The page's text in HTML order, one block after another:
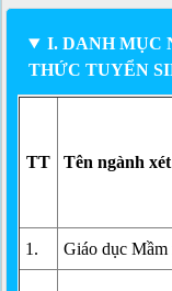
I. DANH MỤC
THỨC TUYỂN
TT Tên ngành
1. Giáo dục